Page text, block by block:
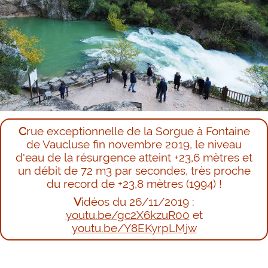
Crue exceptionnelle de la Sorgue à Fontaine
de Vaucluse fin novembre 2019, le niveau
d'eau de la résurgence atteint +23,6 mètres et
un débit de 72 m3 par secondes, très proche
du record de +23,8 mètres (1994) !
Vidéos du 26/11/2019 :
youtu.be/gc2X6kzuR00 et
youtu.be/Y8EKyrpLMjw